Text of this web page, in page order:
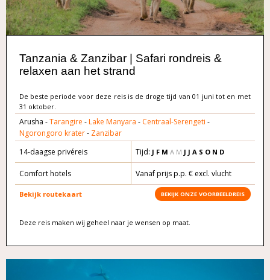
Tanzania & Zanzibar | Safari rondreis &
relaxen aan het strand
De beste periode voor deze reis is de droge tijd van 01 juni tot en met
31 oktober.
Arusha -Tarangire -Lake Manyara - Centraal-Serengeti -
Ngorongoro krater- Zanzibar
14-daagse privéreis
Tijd: J F M A M J J A S O N D
Comfort hotels Vanaf prijs p.p. € excl. vlucht
Bekijk routekaart BEKIJK ONZE VOORBEELDREIS
Deze reis maken wij geheel naar je wensen op maat.